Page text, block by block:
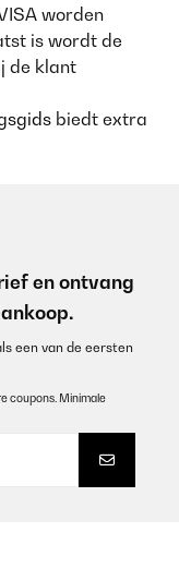
worden
is wordt de
de klant
biedt extra
en ontvang
een van de eersten
coupons. Minimale